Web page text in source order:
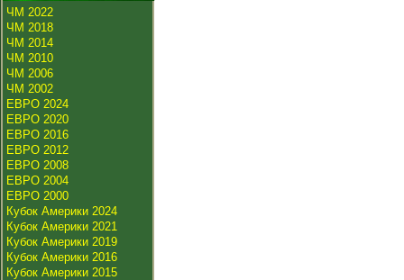
ЧМ 2022
ЧМ 2018
ЧМ 2014
ЧМ 2010
ЧМ 2006
ЧМ 2002
ЕВРО 2024
ЕВРО 2020
ЕВРО 2016
ЕВРО 2012
ЕВРО 2008
ЕВРО 2004
ЕВРО 2000
Кубок Америки 2024
Кубок Америки 2021
Кубок Америки 2019
Кубок Америки 2016
Кубок Америки 2015